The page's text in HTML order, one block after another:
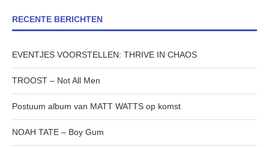
RECENTE BERICHTEN
EVENTJES VOORSTELLEN: THRIVE IN CHAOS
TROOST – Not All Men
Postuum album van MATT WATTS op komst
NOAH TATE – Boy Gum